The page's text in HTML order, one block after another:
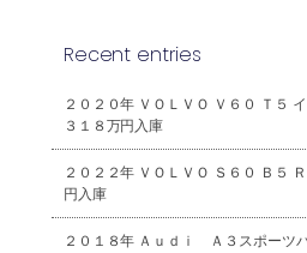
Recent entries
２０２０年 ＶＯＬＶＯ Ｖ６０ Ｔ
３１８万円入庫
２０２２年 ＶＯＬＶＯ Ｓ６０ Ｂ
円入庫
２０１８年 Ａｕｄｉ Ａ３スポーツ